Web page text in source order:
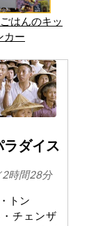
はんのキッ
カー
ダイス
時間28分
トン
チェンザ